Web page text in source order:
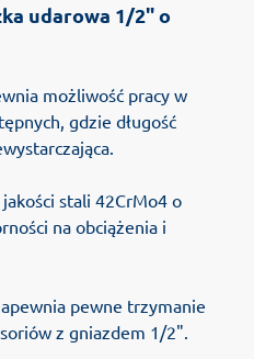
udarowa 1/2" o
możliwość pracy w
gdzie długość
stali 42CrMo4 o
na obciążenia i
pewne trzymanie
z gniazdem 1/2".